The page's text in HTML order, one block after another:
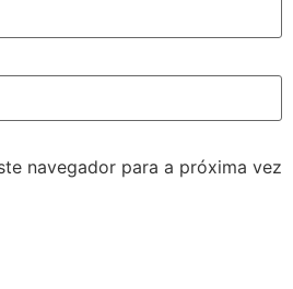
navegador para a próxima vez